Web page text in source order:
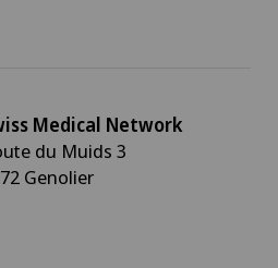
Medical Network
du Muids 3
Genolier